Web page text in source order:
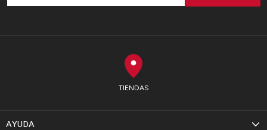
TIENDAS
AYUDA